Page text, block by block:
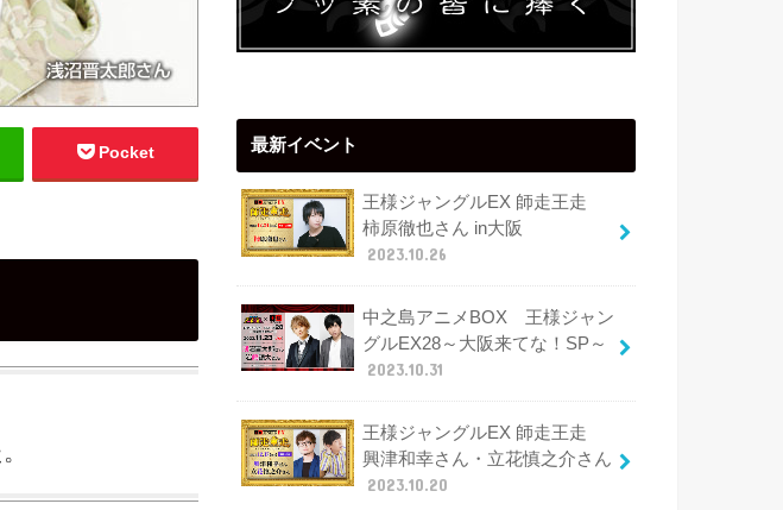
Pocket 最新イベント
王様ジャングルEX 師走王走
柿原徹也さん in大阪
2023.10.26
中之島アニメBOX 王様ジャン
グルEX28～大阪来てな！SP～
2023.10.31
王様ジャングルEX 師走王走
興津和幸さん・立花慎之介さん
2023.10.20